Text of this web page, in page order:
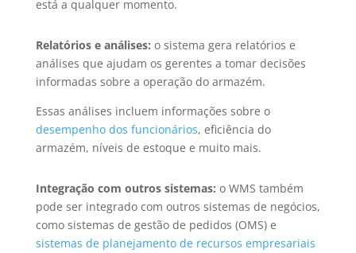
está a qualquer momento.
Relatórios e análises: o sistema gera relatórios e
análises que ajudam os gerentes a tomar decisões
informadas sobre a operação do armazém.
Essas análises incluem informações sobre o
desempenho dos funcionários, eficiência do
armazém, níveis de estoque e muito mais.
Integração com outros sistemas: o WMS também
pode ser integrado com outros sistemas de negócios,
como sistemas de gestão de pedidos (OMS) e
sistemas de planejamento de recursos empresariais